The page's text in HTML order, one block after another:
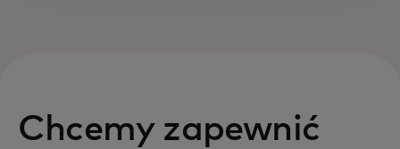
Chcemy zapewnić